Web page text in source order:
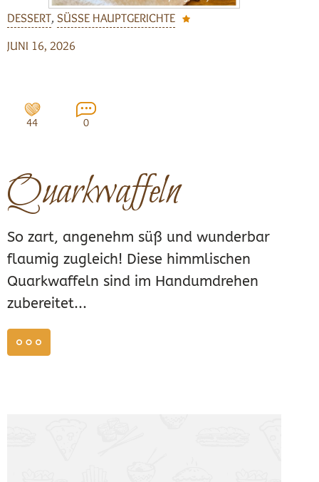
DESSERT, SÜSSE HAUPTGERICHTE
JUNI 16, 2026
44 0
Quarkwaffeln
So zart, angenehm süß und wunderbar
flaumig zugleich! Diese himmlischen
Quarkwaffeln sind im Handumdrehen
zubereitet...